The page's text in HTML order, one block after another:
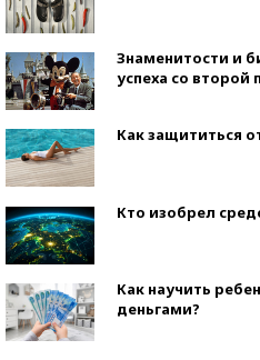
Знаменитости и
успеха со второй
Как защититься
Кто изобрел
Как научить
деньгами?